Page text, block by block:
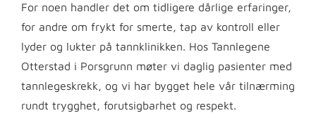
For noen handler det om tidligere dårlige erfaringer,
for andre om frykt for smerte, tap av kontroll eller
lyder og lukter på tannklinikken. Hos Tannlegene
Otterstad i Porsgrunn møter vi daglig pasienter med
tannlegeskrekk, og vi har bygget hele vår tilnærming
rundt trygghet, forutsigbarhet og respekt.